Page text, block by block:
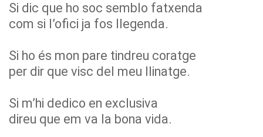
Si dic que ho soc semblo fatxenda
com si l’ofici ja fos llegenda.
Si ho és mon pare tindreu coratge
per dir que visc del meu llinatge.
Si m’hi dedico en exclusiva
direu que em va la bona vida.